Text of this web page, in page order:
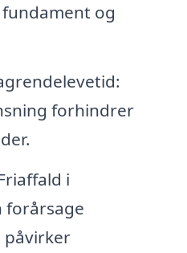
og
forhindrer
i
forårsage
påvirker